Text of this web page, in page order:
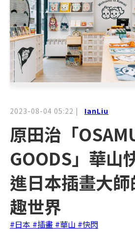
2023-08-04 05:22 | IanLiu
原田治「
GOODS」華山
進日本插畫大
趣世界
#日本 #插畫 #華山 #快閃